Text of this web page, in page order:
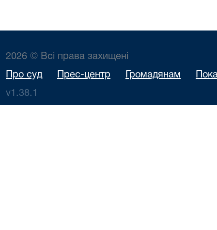
2026 © Всі права захищені
Про суд Прес-центр Громадянам
v1.38.1